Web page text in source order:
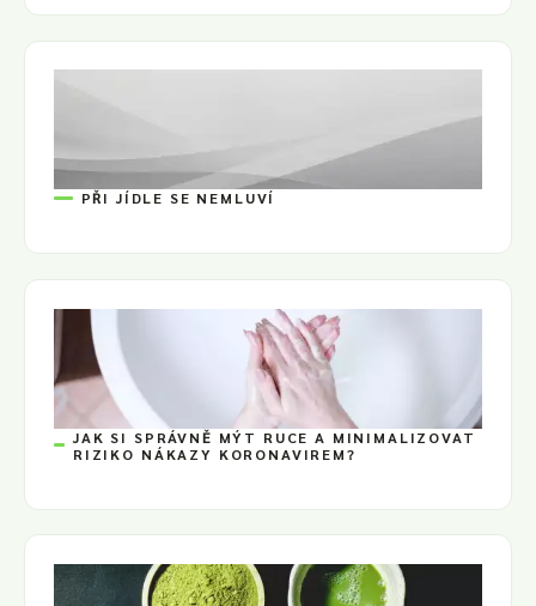
PŘI JÍDLE SE NEMLUVÍ
JAK SI SPRÁVNĚ MÝT RUCE A MINIMALIZOVAT
RIZIKO NÁKAZY KORONAVIREM?